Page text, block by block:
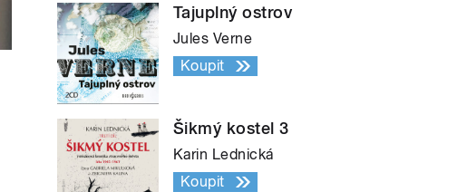
Tajuplný ostrov
Jules Verne
Koupit
Šikmý kostel 3
Karin Lednická
Koupit